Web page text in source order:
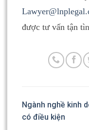
được tư vấn tận
Ngành nghề kinh
có điều kiện